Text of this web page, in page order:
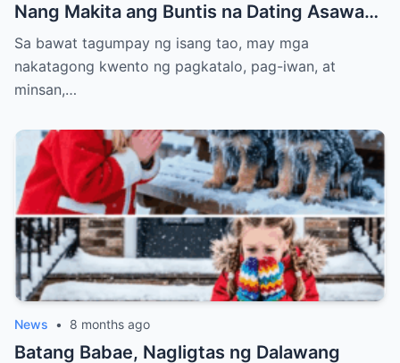
Nang Makita ang Buntis na Dating Asawa—
At ang Lihim na Magpapabagsak sa Kanya
Sa bawat tagumpay ng isang tao, may mga
nakatagong kwento ng pagkatalo, pag-iwan, at
minsan,…
News • 8 months ago
Batang Babae, Nagligtas ng Dalawang